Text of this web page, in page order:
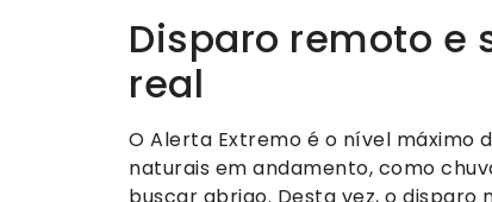
Disparo remoto e
real
O Alerta Extremo é o nível máximo
naturais em andamento, como
buscar abrigo. Desta vez, o